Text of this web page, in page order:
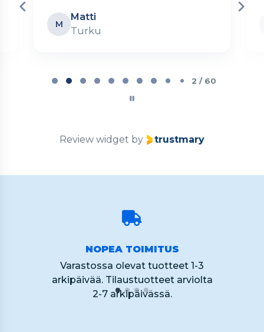
M
Matti
Turku
2 / 60
Review widget by trustmary
NOPEA TOIMITUS
Varastossa olevat tuotteet 1-3
arkipäivää. Tilaustuotteet arviolta
2-7 arkipäivässä.